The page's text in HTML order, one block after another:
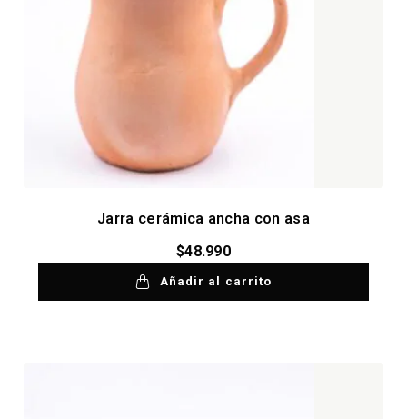
Jarra cerámica ancha con asa
$48.990
Añadir al carrito